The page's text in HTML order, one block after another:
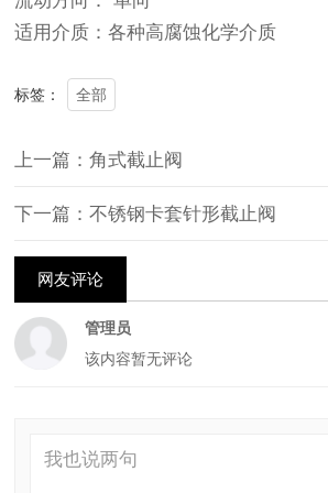
适用介质：各种高腐蚀化学介质
标签： 全部
上一篇：角式截止阀
下一篇：不锈钢卡套针形截止阀
网友评论
管理员
该内容暂无评论